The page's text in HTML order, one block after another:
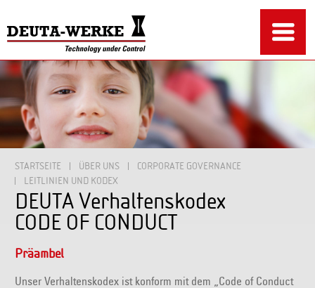
STARTSEITE ÜBER UNS
CORPORATE GOVERNANCE
LEITLINIEN UND KODEX
DEUTA Verhaltenskodex
CODE OF CONDUCT
Präambel
Unser Verhaltenskodex ist konform mit dem „Code of Conduct